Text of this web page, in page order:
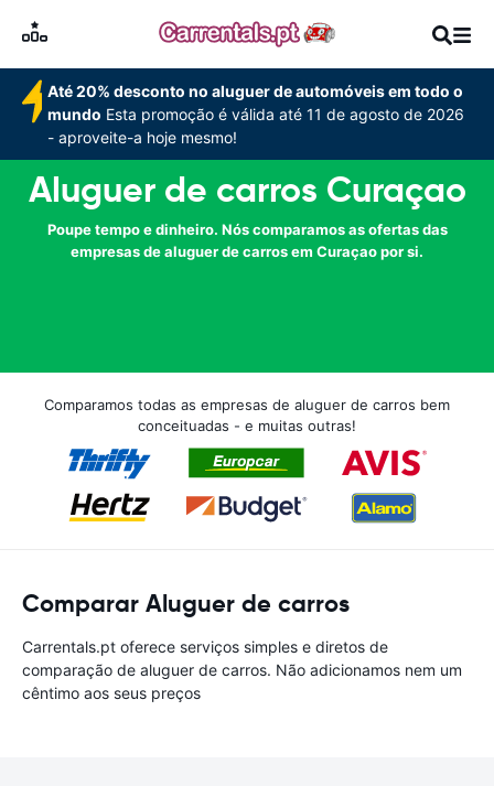
Até 20% desconto no aluguer de automóveis em todo o
mundo Esta promoção é válida até 11 de agosto de 2026
- aproveite-a hoje mesmo!
Aluguer de carros Curaçao
Poupe tempo e dinheiro. Nós comparamos as ofertas das
empresas de aluguer de carros em Curaçao por si.
Comparamos todas as empresas de aluguer de carros bem
conceituadas - e muitas outras!
Comparar Aluguer de carros
Carrentals.pt oferece serviços simples e diretos de
comparação de aluguer de carros. Não adicionamos nem um
cêntimo aos seus preços